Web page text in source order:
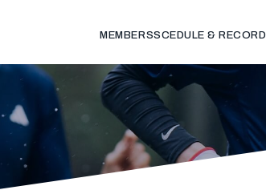
MEMBERSSCEDULE & RECORD